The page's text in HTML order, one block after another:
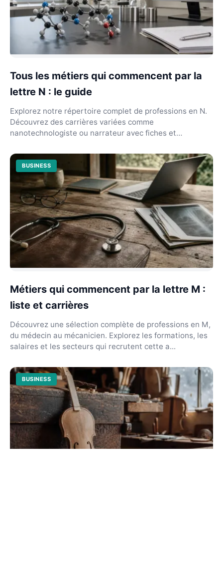
Tous les métiers qui commencent par la
lettre N : le guide
Explorez notre répertoire complet de professions en N.
Découvrez des carrières variées comme
nanotechnologiste ou narrateur avec fiches et
BUSINESS
Métiers qui commencent par la lettre M :
liste et carrières
Découvrez une sélection complète de professions en M,
du médecin au mécanicien. Explorez les formations, les
salaires et les secteurs qui recrutent cette a...
BUSINESS